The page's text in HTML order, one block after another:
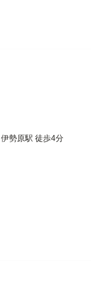
勢原駅 徒歩4分